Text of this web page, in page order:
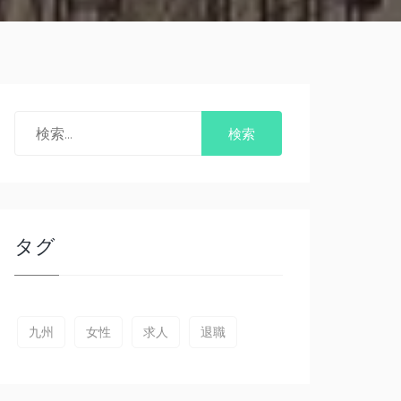
タグ
九州 女性 求人 退職